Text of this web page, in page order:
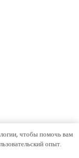
News Store от
чтобы помочь вам
опыт.